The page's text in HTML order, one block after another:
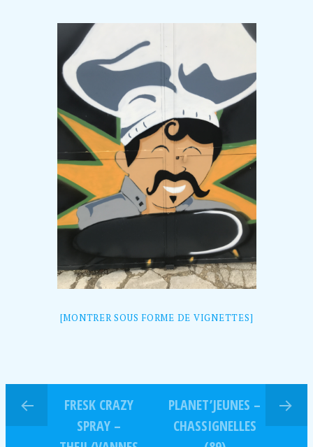
[MONTRER SOUS FORME DE VIGNETTES]
FRESK CRAZY
SPRAY –
PLANET’JEUNES –
CHASSIGNELLES